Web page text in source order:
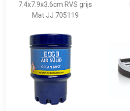
7.4x7.9x3.6cm RVS grijs
Mat JJ 705119